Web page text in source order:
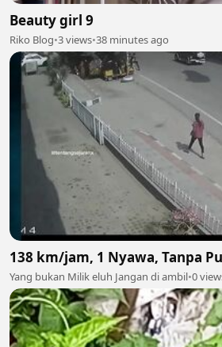
Beauty girl 9
Riko Blog•3 views•38 minutes ago
138 km/jam, 1 Nyawa, Tanpa
Yang bukan Milik eluh Jangan di ambil•0